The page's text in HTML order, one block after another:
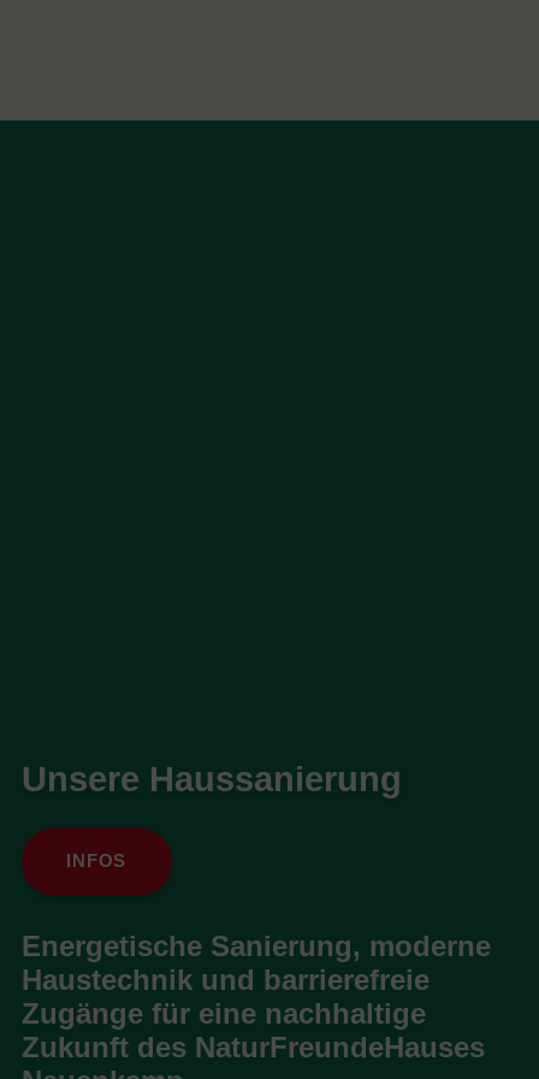
Unsere Haussanierung
INFOS
Energetische Sanierung, moderne
Haustechnik und barrierefreie
Zugänge für eine nachhaltige
Zukunft des NaturFreundeHauses